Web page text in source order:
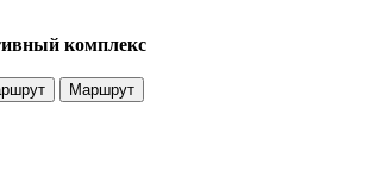
комплекс
Маршрут